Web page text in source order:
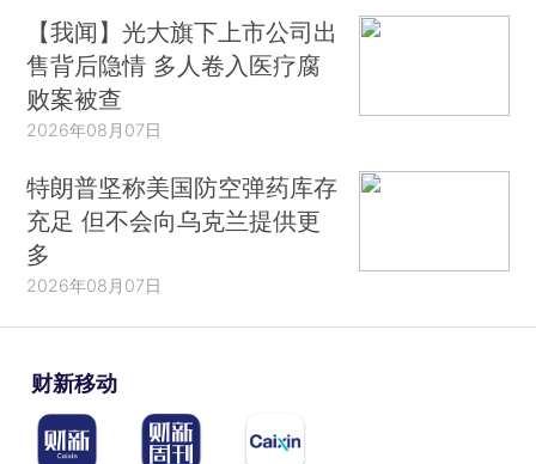
【我闻】光大旗下上市公司出
售背后隐情 多人卷入医疗腐
败案被查
2026年08月07日
特朗普坚称美国防空弹药库存
充足 但不会向乌克兰提供更
多
2026年08月07日
财新移动